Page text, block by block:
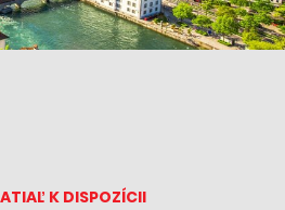
K DISPOZÍCII